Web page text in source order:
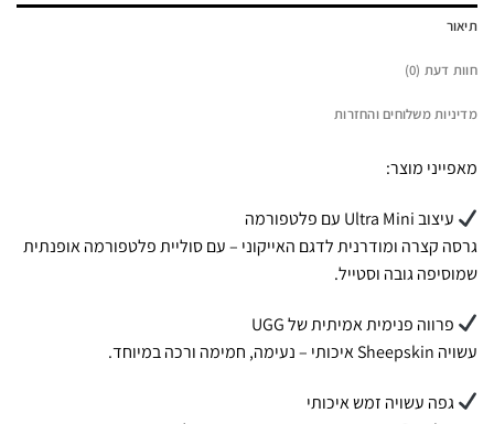
תיאור
חוות דעת (0)
מדיניות משלוחים והחזרות
מאפייני מוצר:
עיצוב Ultra Mini עם פלטפורמה
גרסה קצרה ומודרנית לדגם האייקוני – עם סוליית פלטפורמה אופנתית
שמוסיפה גובה וסטייל.
פרווה פנימית אמיתית של UGG
עשויה Sheepskin איכותי – נעימה, חמימה ורכה במיוחד.
גפה עשויה זמש איכותי